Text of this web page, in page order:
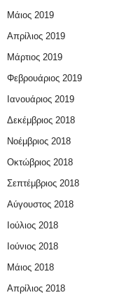
Μάιος 2019
Απρίλιος 2019
Μάρτιος 2019
Φεβρουάριος 2019
Ιανουάριος 2019
Δεκέμβριος 2018
Νοέμβριος 2018
Οκτώβριος 2018
Σεπτέμβριος 2018
Αύγουστος 2018
Ιούλιος 2018
Ιούνιος 2018
Μάιος 2018
Απρίλιος 2018